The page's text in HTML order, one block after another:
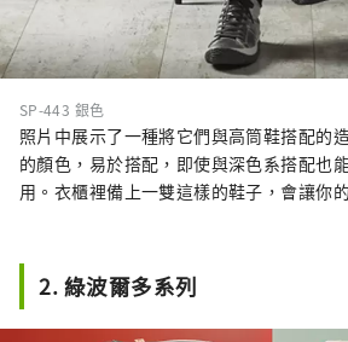
SP-443 銀色
照片中展示了一種將它們與高筒鞋搭配的
的顏色，易於搭配，即使與深色系搭配也
用。衣櫃裡備上一雙這樣的鞋子，會讓你
2. 綠波爾多系列